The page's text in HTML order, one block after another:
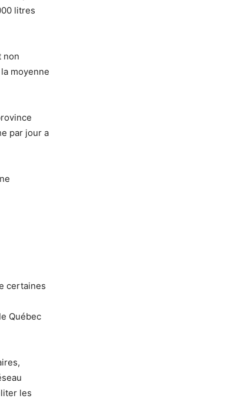
litres
non
moyenne
par jour a
certaines
Québec
les